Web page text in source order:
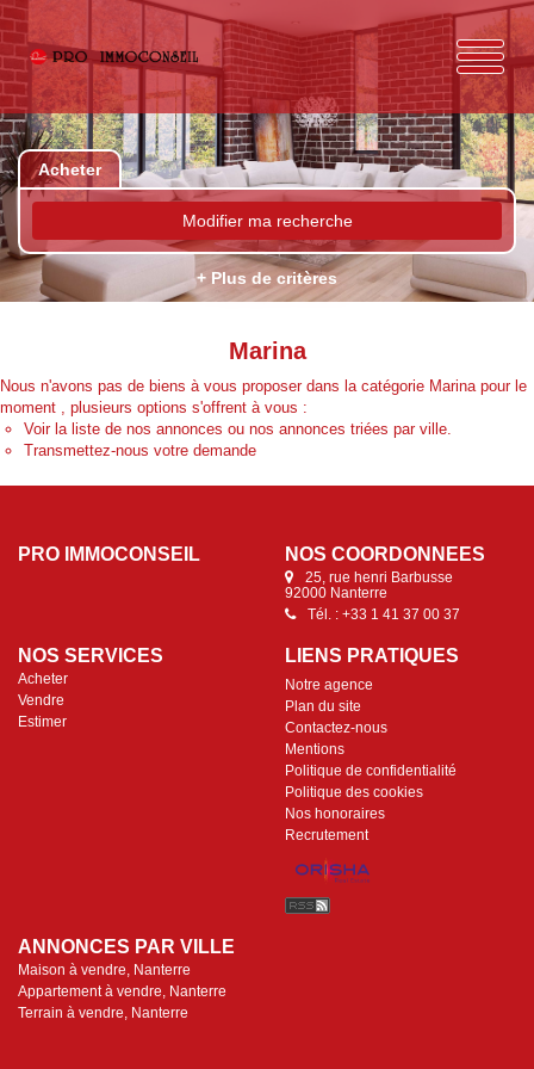
Acheter
Modifier ma recherche
+ Plus de critères
Marina
Nous n'avons pas de biens à vous proposer dans la catégorie Marina pour le
moment , plusieurs options s'offrent à vous :
Voir la liste de nos annonces ou nos annonces triées par ville.
Transmettez-nous votre demande
PRO IMMOCONSEIL NOS COORDONNÉES
25, rue henri Barbusse
92000 Nanterre
Tél. : +33 1 41 37 00 37
NOS SERVICES
Acheter
Vendre
Estimer
LIENS PRATIQUES
Notre agence
Plan du site
Contactez-nous
Mentions
Politique de confidentialité
Politique des cookies
Nos honoraires
Recrutement
ANNONCES PAR VILLE
Maison à vendre, Nanterre
Appartement à vendre, Nanterre
Terrain à vendre, Nanterre